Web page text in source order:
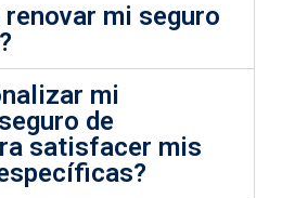
renovar mi seguro
mi
de
satisfacer mis